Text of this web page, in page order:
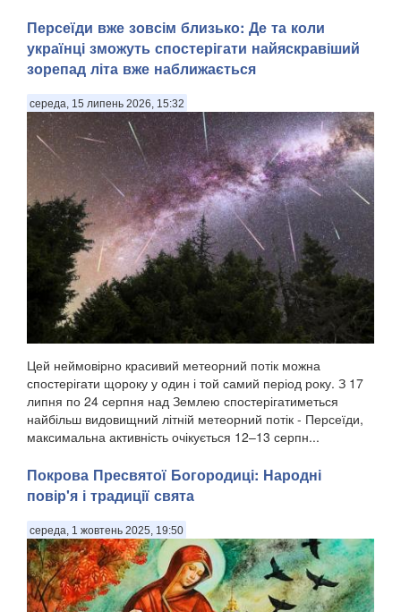
Персеїди вже зовсім близько: Де та коли
українці зможуть спостерігати найяскравіший
зорепад літа вже наближається
середа, 15 липень 2026, 15:32
Цей неймовірно красивий метеорний потік можна
спостерігати щороку у один і той самий період року. З 17
липня по 24 серпня над Землею спостерігатиметься
найбільш видовищний літній метеорний потік - Персеїди,
максимальна активність очікується 12–13 серпн...
Покрова Пресвятої Богородиці: Народні
повір'я і традиції свята
середа, 1 жовтень 2025, 19:50